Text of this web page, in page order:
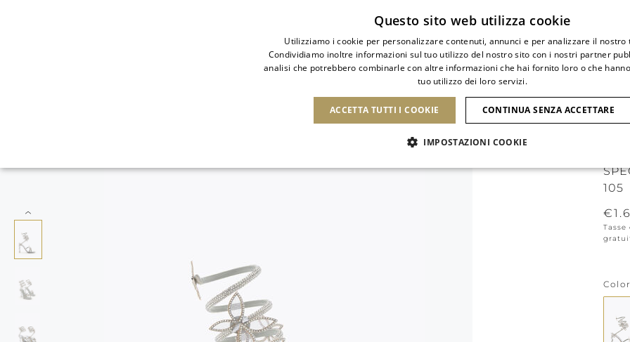
105
Questo sito web utilizza cookie
Utilizziamo i cookie per personalizzare contenuti, annunci e per analizzare il nostro
Condividiamo inoltre informazioni sul tuo utilizzo del nostro sito con i nostri partner
analisi che potrebbero combinarle con altre informazioni che hai fornito loro o che
tuo utilizzo dei loro servizi.
ACCETTA TUTTI I COOKIE CONTINUA SENZA ACCETTARE
IMPOSTAZIONI COOKIE